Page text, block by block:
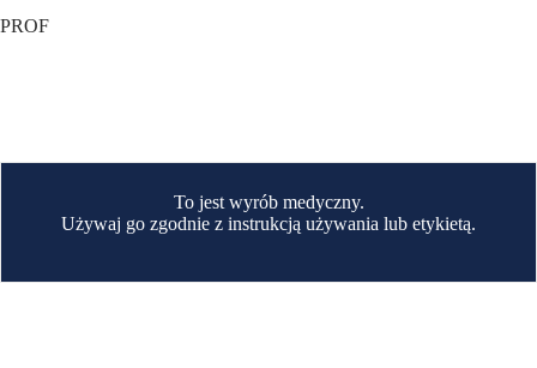
PROF
To jest wyrób medyczny.
Używaj go zgodnie z instrukcją używania lub etykietą.